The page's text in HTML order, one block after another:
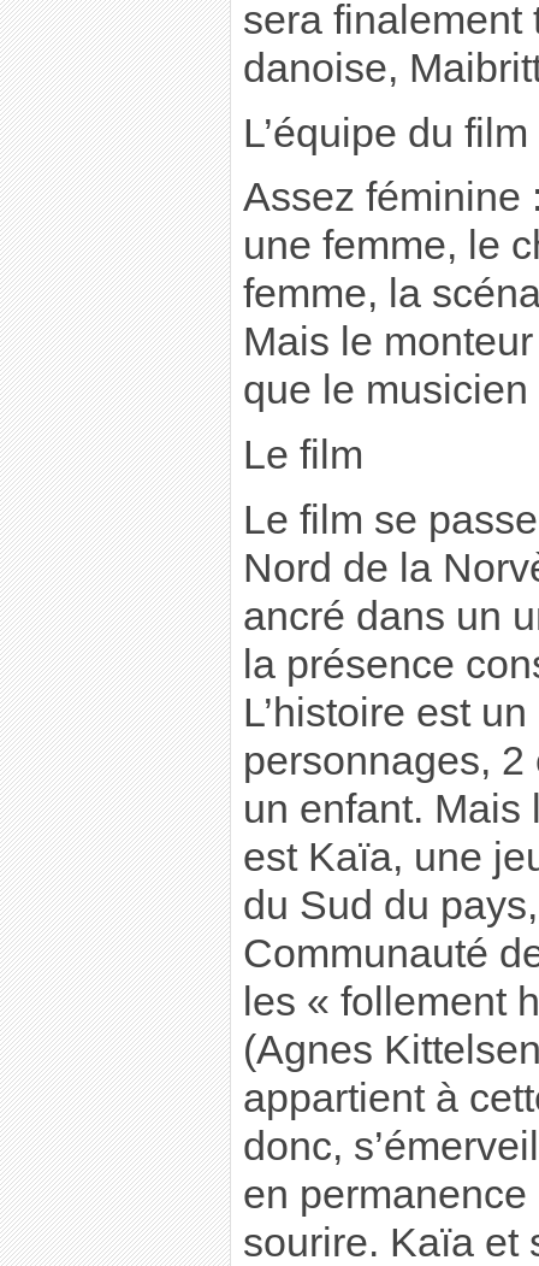
sera finalement
danoise,
L’équipe du film
Assez féminine
une femme, le
femme, la
Mais le
que le musicien
Le film
Le film se
Nord de la
ancré dans un
la présence
L’histoire est
personnages,
un enfant. Mais
est Kaïa, une
du Sud du
Communauté
les « follement
(Agnes
appartient à
donc,
en
sourire. Kaïa et